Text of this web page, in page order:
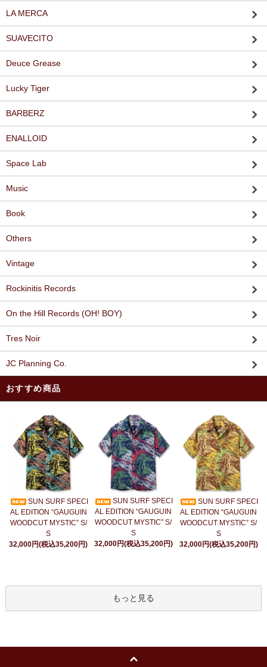
LA MERCA
SUAVECITO
Deuce Grease
Lucky Tiger
BARBERZ
ENALLOID
Space Lab
Music
Book
Others
Vintage
Rockinitis Records
On the Hill Records (OH! BOY)
Tres Noir
JC Planning Co.
おすすめ商品
SUN SURF SPECI
AL EDITION “GAUGUIN
WOODCUT MYSTIC” S/
S
32,000円(税込35,200円)
SUN SURF SPECI
AL EDITION “GAUGUIN
WOODCUT MYSTIC” S/
S
32,000円(税込35,200円)
SUN SURF SPECI
AL EDITION “GAUGUIN
WOODCUT MYSTIC” S/
S
32,000円(税込35,200円)
もっと見る